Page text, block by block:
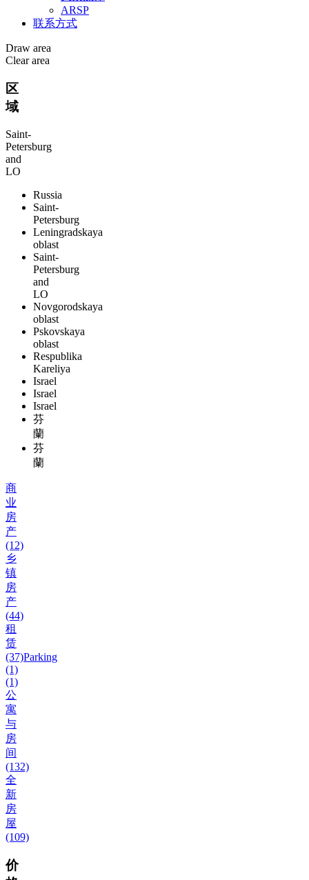
ARSP
联系方式
Draw area
Clear area
区
域
Saint-
Petersburg
and
LO
Russia
Saint-
Petersburg
Leningradskaya
oblast
Saint-
Petersburg
and
LO
Novgorodskaya
oblast
Pskovskaya
oblast
Respublika
Kareliya
Israel
Israel
Israel
芬
蘭
芬
蘭
商
业
房
产
(12)
乡
镇
房
产
(44)
租
赁
(37)Parking
(1)
(1)
公
寓
与
房
间
(132)
全
新
房
屋
(109)
价